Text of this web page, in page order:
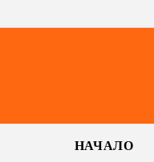
НАЧАЛО